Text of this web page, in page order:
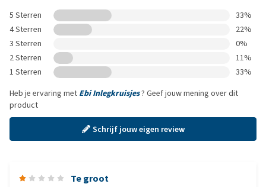
5 Sterren
33%
4 Sterren
22%
3 Sterren
0%
2 Sterren
11%
1 Sterren
33%
Heb je ervaring met Ebi Inlegkruisjes? Geef jouw mening over dit
product
Schrijf jouw eigen review
Te groot